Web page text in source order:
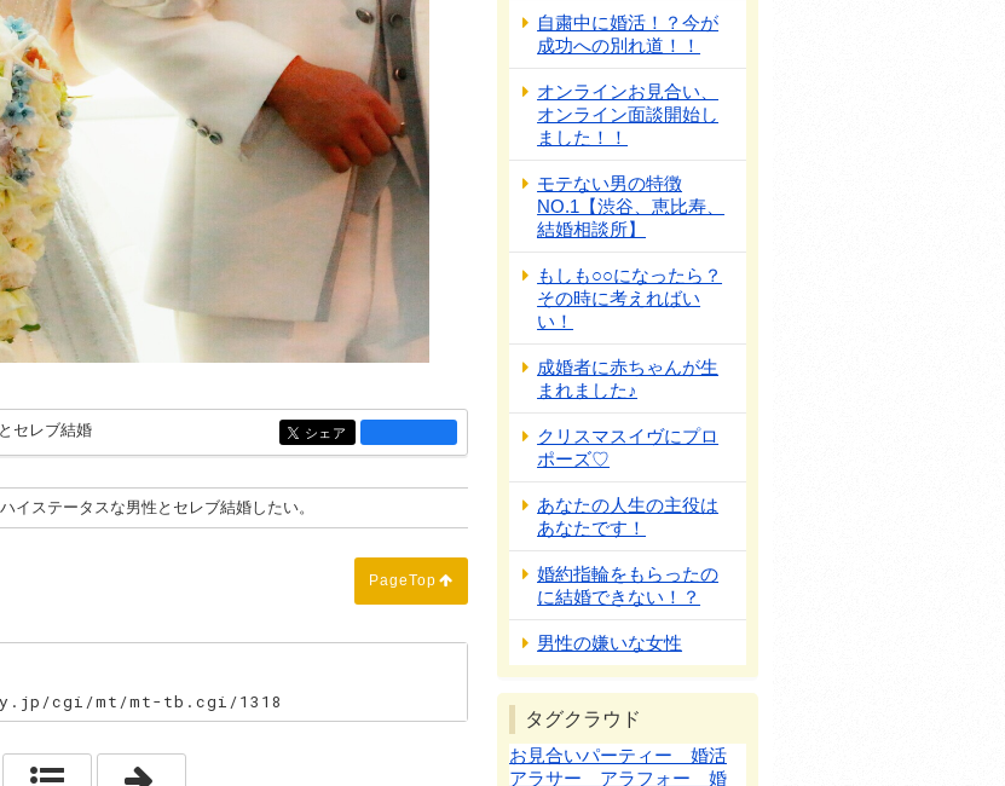
セレブ結婚 entry1332
シェア
ハイステータスな男性とセレブ結婚したい。
PageTop
cgi/mt/mt-tb.cgi/1318
「目白の森 メイヤー・ライニンガーチャペル での挙式」
自粛中に婚活！？今が
成功への別れ道！！
オンラインお見合い、
オンライン面談開始し
ました！！
モテない男の特徴
NO.1【渋谷、恵比寿、
結婚相談所】
もしも○○になったら？
その時に考えればい
い！
成婚者に赤ちゃんが生
まれました♪
クリスマスイヴにプロ
ポーズ♡
あなたの人生の主役は
あなたです！
婚約指輪をもらったの
に結婚できない！？
男性の嫌いな女性
タグクラウド
お見合いパーティー 婚活
アラサー アラフォー 婚